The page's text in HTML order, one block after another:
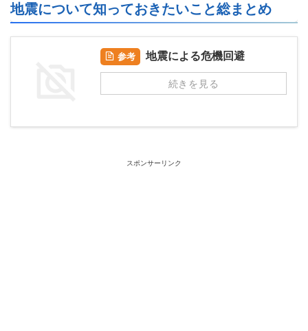
地震について知っておきたいこと総まとめ
参考 地震による危機回避
続きを見る
スポンサーリンク